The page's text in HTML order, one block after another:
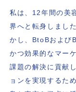
私は、12年間の美
界へと転身しまし
かし、BtoBおよび
かつ効果的なマー
課題の解決に貢献
ョンを実現するた